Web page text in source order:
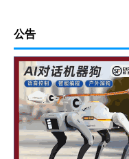
公告